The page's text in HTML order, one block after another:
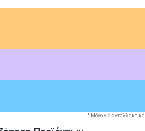
* Μόνο για ανταλλακτικά